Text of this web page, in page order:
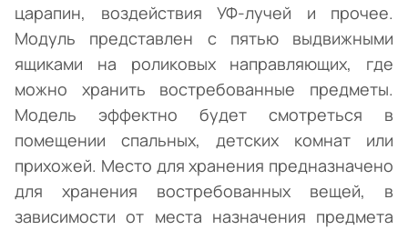
царапин, воздействия УФ-лучей и прочее.
Модуль представлен с пятью выдвижными
ящиками на роликовых направляющих, где
можно хранить востребованные предметы.
Модель эффектно будет смотреться в
помещении спальных, детских комнат или
прихожей. Место для хранения предназначено
для хранения востребованных вещей, в
зависимости от места назначения предмета